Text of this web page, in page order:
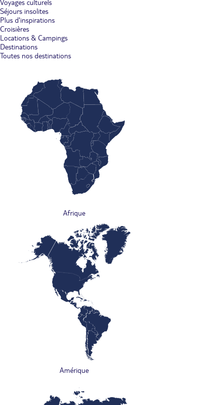
Voyages culturels
Séjours insolites
Plus d'inspirations
Croisières
Locations & Campings
Destinations
Toutes nos destinations
Afrique
Amérique